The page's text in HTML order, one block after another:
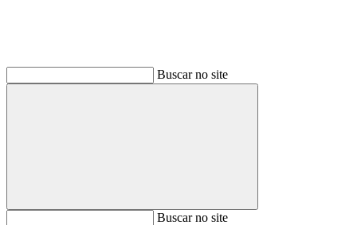
Buscar no site
BuscarBuscar no site